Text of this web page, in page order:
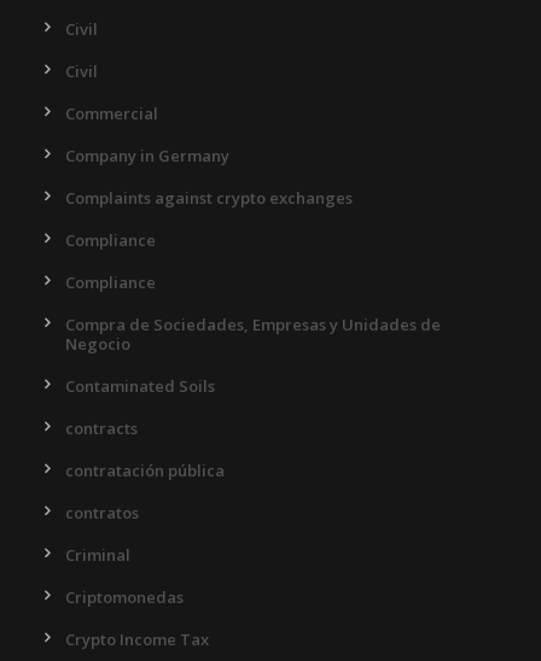
Civil
Civil
Commercial
Company in Germany
Complaints against crypto exchanges
Compliance
Compliance
Compra de Sociedades, Empresas y Unidades de
Negocio
Contaminated Soils
contracts
contratación pública
contratos
Criminal
Criptomonedas
Crypto Income Tax